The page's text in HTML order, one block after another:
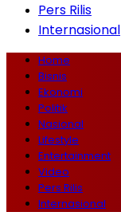
Pers Rilis
Internasional
Home
Bisnis
Ekonomi
Politik
Nasional
Lifestyle
Entertainment
Video
Pers Rilis
Internasional